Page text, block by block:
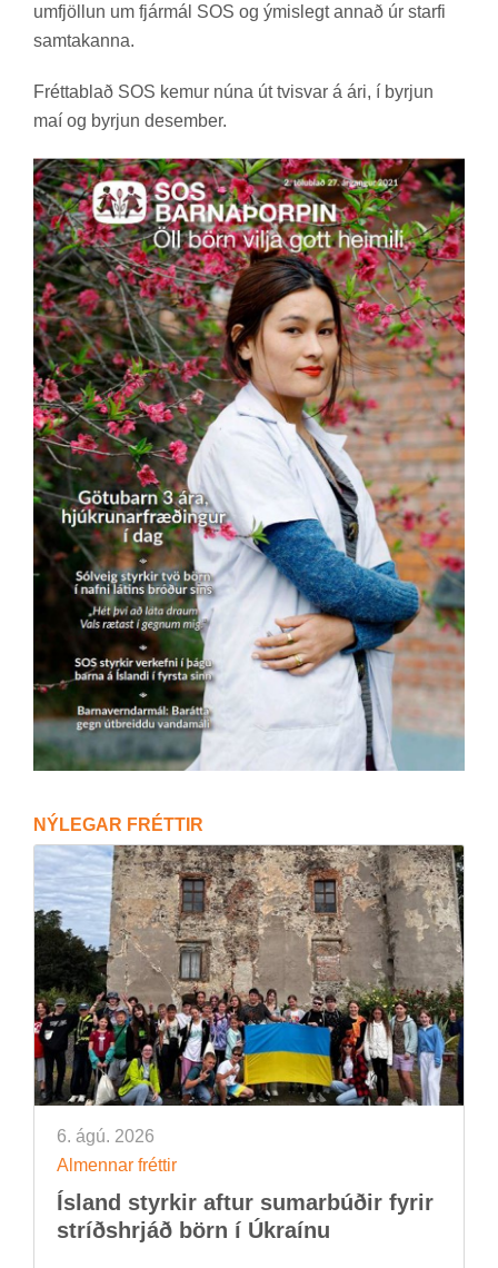
um­fjöll­un um fjár­mál SOS og ým­is­legt ann­að úr starfi
sam­tak­anna.
Frétta­blað SOS kem­ur núna út tvisvar á ári, í byrj­un
maí og byrj­un des­em­ber.
NÝ­LEG­AR FRÉTT­IR
6. ágú. 2026
Al­menn­ar frétt­ir
Ís­land styrk­ir aft­ur sum­ar­búð­ir fyr­ir
stríðs­hrjáð börn í Úkraínu